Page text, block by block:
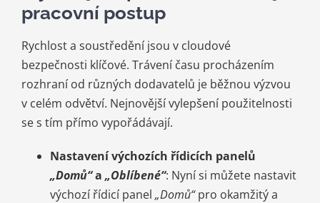
pracovní postup
Rychlost a soustředění jsou v cloudové
bezpečnosti klíčové. Trávení času procházením
rozhraní od různých dodavatelů je běžnou výzvou
v celém odvětví. Nejnovější vylepšení použitelnosti
se s tím přímo vypořádávají.
Nastavení výchozích řídicích panelů
„Domů“a „Oblíbené“: Nyní si můžete nastavit
výchozí řídicí panel „Domů“pro okamžitý a